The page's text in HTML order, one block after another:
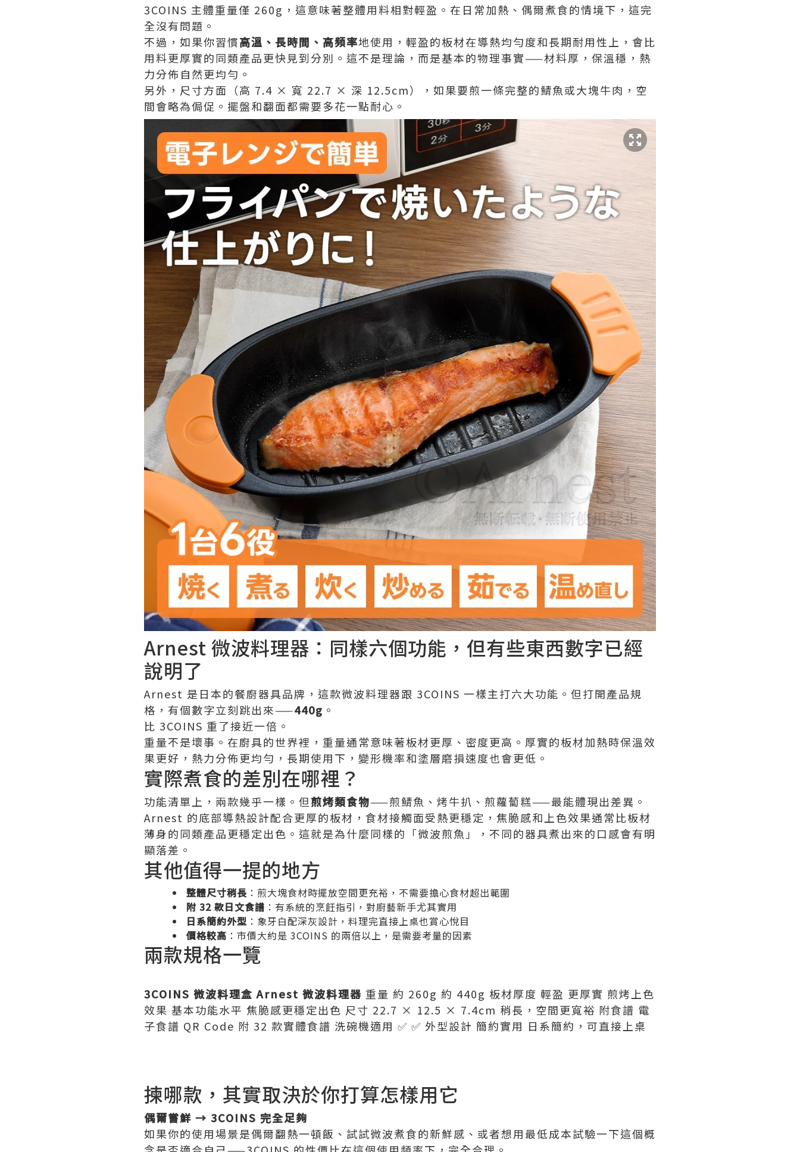
3COINS 主體重量僅 260g，這意味著整體用料相對輕盈。在日常加熱、偶爾煮食的情境下，這完
全沒有問題。
不過，如果你習慣高溫、長時間、高頻率地使用，輕盈的板材在導熱均勻度和長期耐用性上，會比
用料更厚實的同類產品更快見到分別。這不是理論，而是基本的物理事實——材料厚，保溫穩，熱
力分佈自然更均勻。
另外，尺寸方面（高 7.4 × 寬 22.7 × 深 12.5cm），如果要煎一條完整的鯖魚或大塊牛肉，空
間會略為侷促。擺盤和翻面都需要多花一點耐心。
Arnest 微波料理器：同樣六個功能，但有些東西數字已經
說明了
Arnest 是日本的餐廚器具品牌，這款微波料理器跟 3COINS 一樣主打六大功能。但打開產品規
格，有個數字立刻跳出來——440g 。
比 3COINS 重了接近一倍。
重量不是壞事。在廚具的世界裡，重量通常意味著板材更厚、密度更高。厚實的板材加熱時保溫效
果更好，熱力分佈更均勻，長期使用下，變形機率和塗層磨損速度也會更低。
實際煮食的差別在哪裡？
功能清單上，兩款幾乎一樣。但煎烤類食物——煎鯖魚、烤牛扒、煎蘿蔔糕——最能體現出差異。
Arnest 的底部導熱設計配合更厚的板材，食材接觸面受熱更穩定，焦脆感和上色效果通常比板材
薄身的同類產品更穩定出色。這就是為什麼同樣的「微波煎魚」，不同的器具煮出來的口感會有明
顯落差。
其他值得一提的地方
整體尺寸稍長 ：煎大塊食材時擺放空間更充裕，不需要擔心食材超出範圍
附 32 款日文食譜 ：有系統的烹飪指引，對廚藝新手尤其實用
日系簡約外型 ：象牙白配深灰設計，料理完直接上桌也賞心悅目
價格較高 ：市價大約是 3COINS 的兩倍以上，是需要考量的因素
兩款規格一覽
3COINS 微波料理盒 Arnest 微波料理器 重量 約 260g 約 440g 板材厚度 輕盈 更厚實 煎烤上色
效果 基本功能水平 焦脆感更穩定出色 尺寸 22.7 × 12.5 × 7.4cm 稍長，空間更寬裕 附食譜 電
子食譜 QR Code 附 32 款實體食譜 洗碗機適用 ✅ ✅ 外型設計 簡約實用 日系簡約，可直接上桌
揀哪款，其實取決於你打算怎樣用它
偶爾嘗鮮 → 3COINS 完全足夠
如果你的使用場景是偶爾翻熱一頓飯、試試微波煮食的新鮮感、或者想用最低成本試驗一下這個概